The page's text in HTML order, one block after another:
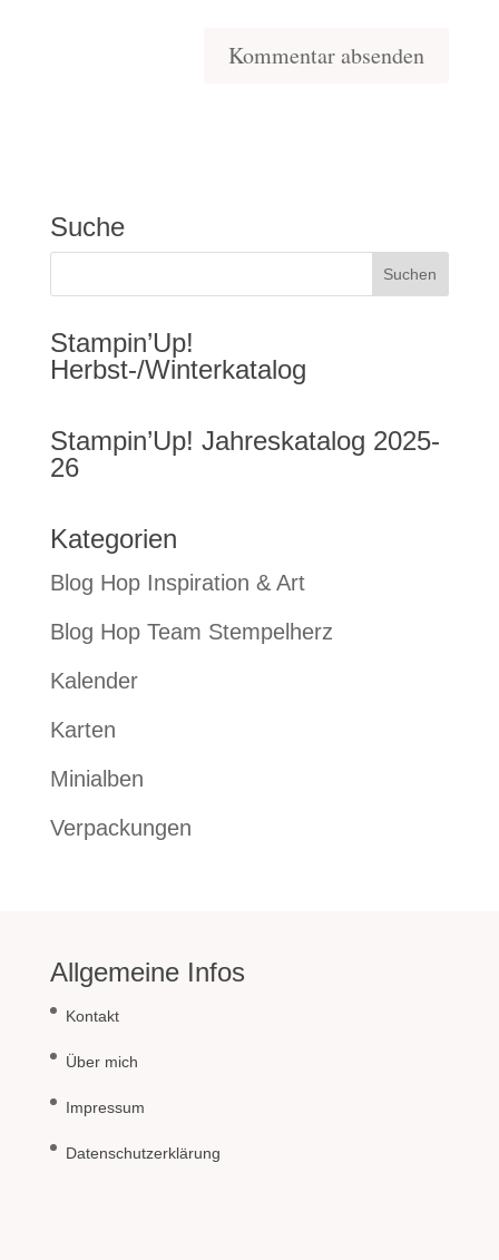
Suche
Stampin’Up!
Herbst-/Winterkatalog
Stampin’Up! Jahreskatalog 2025-
26
Kategorien
Blog Hop Inspiration & Art
Blog Hop Team Stempelherz
Kalender
Karten
Minialben
Verpackungen
Allgemeine Infos
Kontakt
Über mich
Impressum
Datenschutzerklärung